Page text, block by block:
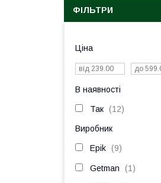
ФІЛЬТРИ
Ціна
В наявності
Так 12
Виробник
Epik 9
Getman 1